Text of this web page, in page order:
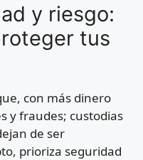
y riesgo:
tus
con más dinero
y fraudes; custodias
de ser
prioriza seguridad